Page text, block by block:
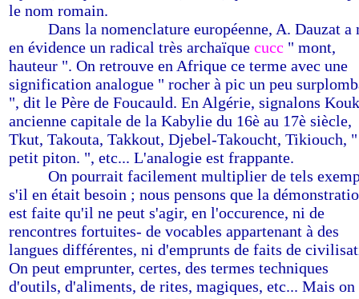
le nom romain.
Dans la nomenclature européenne, A. Dauzat a
en évidence un radical très archaïque cucc " mont,
hauteur ". On retrouve en Afrique ce terme avec une
signification analogue " rocher à pic un peu
", dit le Père de Foucauld. En Algérie, signalons
ancienne capitale de la Kabylie du 16è au 17è siècle,
Tkut, Takouta, Takkout, Djebel-Takoucht, Tikiouch,
petit piton. ", etc... L'analogie est frappante.
On pourrait facilement multiplier de tels
s'il en était besoin ; nous pensons que la
est faite qu'il ne peut s'agir, en l'occurence, ni de
rencontres fortuites- de vocables appartenant à des
langues différentes, ni d'emprunts de faits de
On peut emprunter, certes, des termes techniques
d'outils, d'aliments, de rites, magiques, etc... Mais on